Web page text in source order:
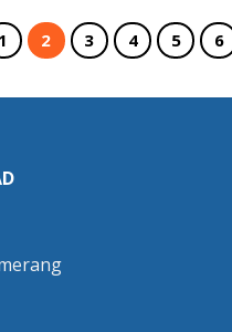
1 2 3 4 5 6